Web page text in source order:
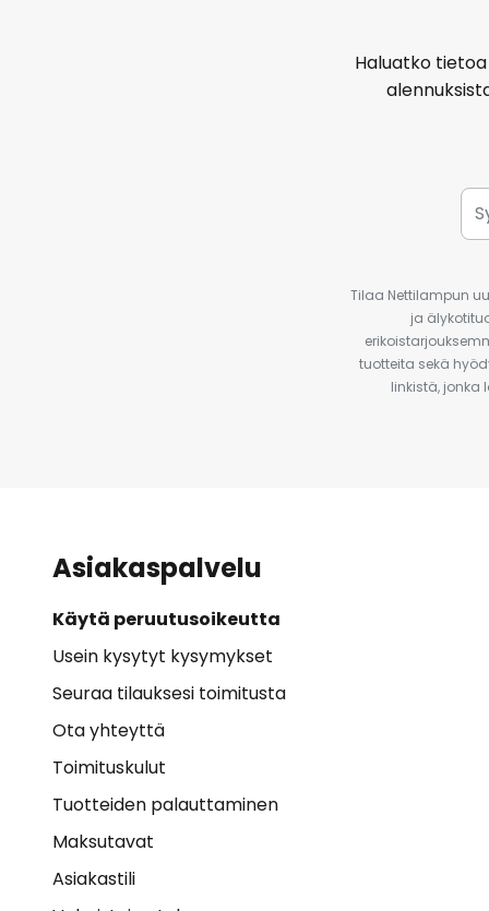
Haluatko
Tilaa Nettilampun
ja
tuotteita sekä
linkistä, jonka
Asiakaspalvelu
Käytä peruutusoikeutta
Usein kysytyt kysymykset
Seuraa tilauksesi toimitusta
Ota yhteyttä
Toimituskulut
Tuotteiden palauttaminen
Maksutavat
Asiakastili